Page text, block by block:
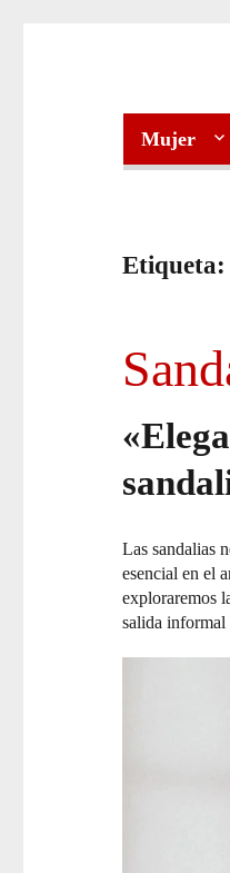
Mujer
Etiqueta:
Las sandalias
esencial en el
exploraremos
salida informal